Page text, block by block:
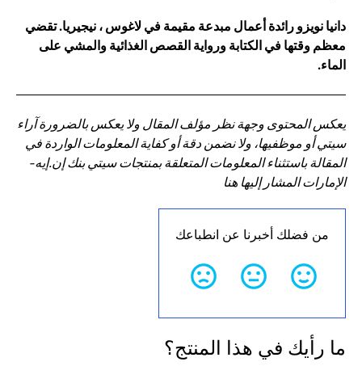
دانيا نويزو رائدة أعمال مبدعة مقيمة في لاغوس ، نيجيريا. تقضي
معظم وقتها في الكتابة ورواية القصص الغذائية والمشي على
الماء.
يعكس المحتوى وجهة نظر مؤلف المقال ولا يعكس بالضرورة آراء
سيتي أو موظفيها، ولا نضمن دقة أو كفاية المعلومات الواردة في
المقالة باستثناء المعلومات المتعلقة بمنتجات سيتي بنك إن.إيه-
الإمارات المشار إليها هنا
من فضلك أخبرنا عن انطباعك
ما رأيك في هذا المنتج؟